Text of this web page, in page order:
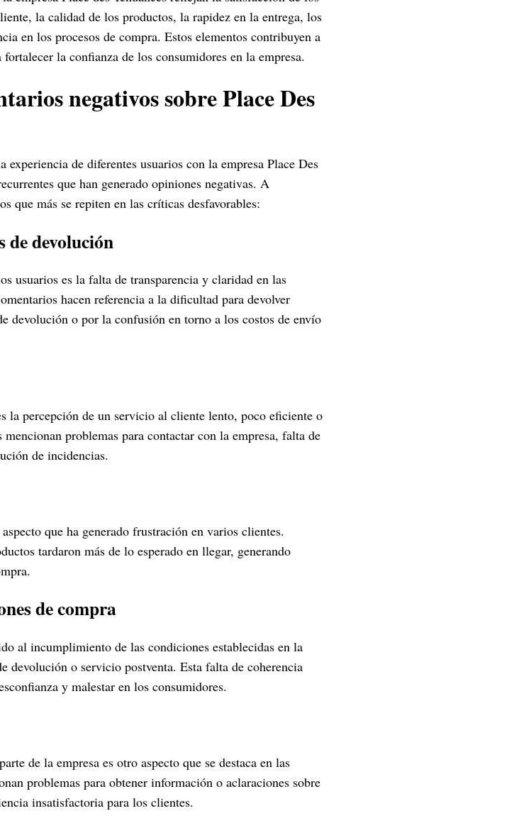
la calidad de los productos, la rapidez en la entrega, los
en los procesos de compra. Estos elementos contribuyen a
la confianza de los consumidores en la empresa.
negativos sobre Place Des
de diferentes usuarios con la empresa Place Des
que han generado opiniones negativas. A
que más se repiten en las críticas desfavorables:
de devolución
usuarios es la falta de transparencia y claridad en las
hacen referencia a la dificultad para devolver
devolución o por la confusión en torno a los costos de envío
la percepción de un servicio al cliente lento, poco eficiente o
problemas para contactar con la empresa, falta de
de incidencias.
que ha generado frustración en varios clientes.
tardaron más de lo esperado en llegar, generando
de compra
al incumplimiento de las condiciones establecidas en la
devolución o servicio postventa. Esta falta de coherencia
y malestar en los consumidores.
de la empresa es otro aspecto que se destaca en las
problemas para obtener información o aclaraciones sobre
insatisfactoria para los clientes.